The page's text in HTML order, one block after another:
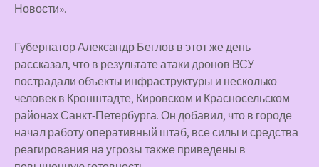
Новости».
Губернатор Александр Беглов в этот же день
рассказал, что в результате атаки дронов ВСУ
пострадали объекты инфраструктуры и несколько
человек в Кронштадте, Кировском и Красносельском
районах Санкт-Петербурга. Он добавил, что в городе
начал работу оперативный штаб, все силы и средства
реагирования на угрозы также приведены в